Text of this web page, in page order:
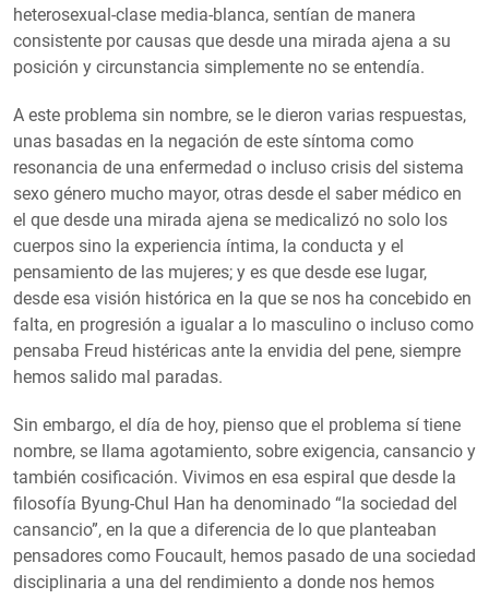
heterosexual-clase media-blanca, sentían de manera
consistente por causas que desde una mirada ajena a su
posición y circunstancia simplemente no se entendía.
A este problema sin nombre, se le dieron varias respuestas,
unas basadas en la negación de este síntoma como
resonancia de una enfermedad o incluso crisis del sistema
sexo género mucho mayor, otras desde el saber médico en
el que desde una mirada ajena se medicalizó no solo los
cuerpos sino la experiencia íntima, la conducta y el
pensamiento de las mujeres; y es que desde ese lugar,
desde esa visión histórica en la que se nos ha concebido en
falta, en progresión a igualar a lo masculino o incluso como
pensaba Freud histéricas ante la envidia del pene, siempre
hemos salido mal paradas.
Sin embargo, el día de hoy, pienso que el problema sí tiene
nombre, se llama agotamiento, sobre exigencia, cansancio y
también cosificación. Vivimos en esa espiral que desde la
filosofía Byung-Chul Han ha denominado “la sociedad del
cansancio”, en la que a diferencia de lo que planteaban
pensadores como Foucault, hemos pasado de una sociedad
disciplinaria a una del rendimiento a donde nos hemos